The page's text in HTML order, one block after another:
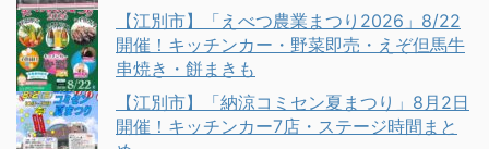
【江別市】「えべつ農業まつり2026」8/22
開催！キッチンカー・野菜即売・えぞ但馬牛
串焼き・餅まきも
【江別市】「納涼コミセン夏まつり」8月2日
開催！キッチンカー7店・ステージ時間まと